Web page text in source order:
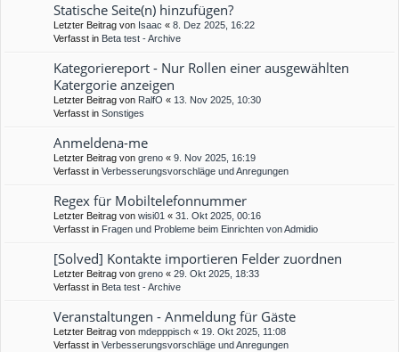
Statische Seite(n) hinzufügen?
Letzter Beitrag von Isaac « 8. Dez 2025, 16:22
Verfasst in Beta test - Archive
Kategoriereport - Nur Rollen einer ausgewählten
Katergorie anzeigen
Letzter Beitrag von RalfO « 13. Nov 2025, 10:30
Verfasst in Sonstiges
Anmeldena-me
Letzter Beitrag von greno « 9. Nov 2025, 16:19
Verfasst in Verbesserungsvorschläge und Anregungen
Regex für Mobiltelefonnummer
Letzter Beitrag von wisi01 « 31. Okt 2025, 00:16
Verfasst in Fragen und Probleme beim Einrichten von Admidio
[Solved] Kontakte importieren Felder zuordnen
Letzter Beitrag von greno « 29. Okt 2025, 18:33
Verfasst in Beta test - Archive
Veranstaltungen - Anmeldung für Gäste
Letzter Beitrag von mdepppisch « 19. Okt 2025, 11:08
Verfasst in Verbesserungsvorschläge und Anregungen